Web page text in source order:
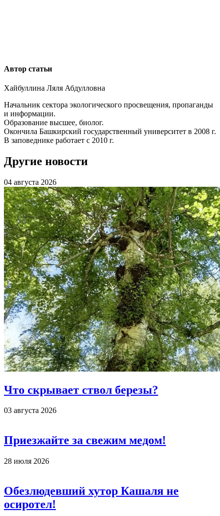
Автор статьи
Хайбуллина Ляля Абдулловна
Начальник сектора экологического просвещения, пропаганды
и информации.
Образование высшее, биолог.
Окончила Башкирский государственный университет в 2008 г.
В заповеднике работает с 2010 г.
Другие новости
04 августа 2026
Что скрывает ствол березы?
03 августа 2026
Приезжайте за свежим медом!
28 июля 2026
Обезлюдевший хутор Кашаля не
осиротел!